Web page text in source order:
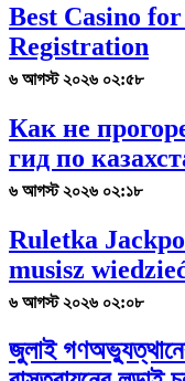
Best Casino
Registration
৬ আগস্ট ২০২৬ ০২:৫৮
Как не
гид по
৬ আগস্ট ২০২৬ ০২:১৮
Ruletka
musisz
৬ আগস্ট ২০২৬ ০২:০৮
জুলাই